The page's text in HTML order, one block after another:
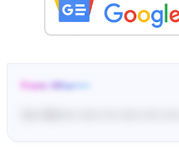
From: Wha•••••
Yo•• Wh••••• •••••• •••• •••••• •••••